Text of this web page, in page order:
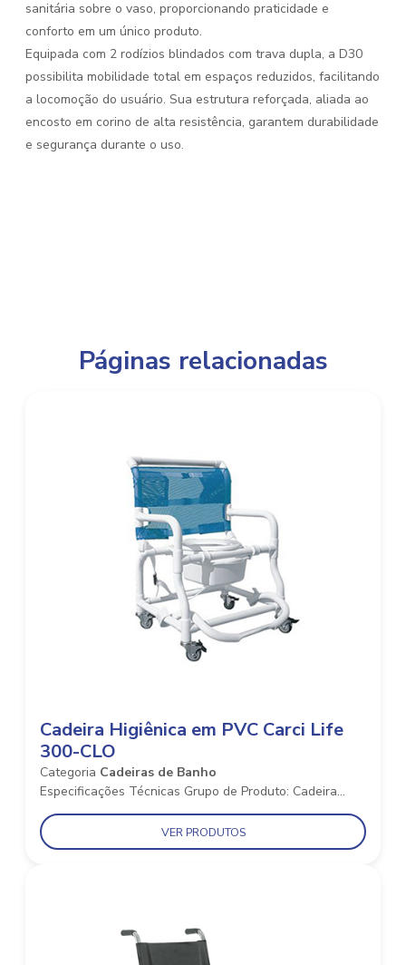
sanitária sobre o vaso, proporcionando praticidade e
conforto em um único produto.
Equipada com 2 rodízios blindados com trava dupla, a D30
possibilita mobilidade total em espaços reduzidos, facilitando
a locomoção do usuário. Sua estrutura reforçada, aliada ao
encosto em corino de alta resistência, garantem durabilidade
e segurança durante o uso.
Páginas relacionadas
Cadeira Higiênica em PVC Carci Life
300-CLO
Categoria Cadeiras de Banho
Especificações Técnicas Grupo de Produto: Cadeira...
VER PRODUTOS